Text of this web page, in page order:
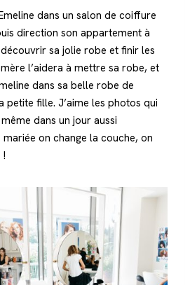
dans un salon de coiffure
direction son appartement à
sa jolie robe et finir les
l’aidera à mettre sa robe, et
dans sa belle robe de
petite fille. J’aime les photos qui
dans un jour aussi
on change la couche, on